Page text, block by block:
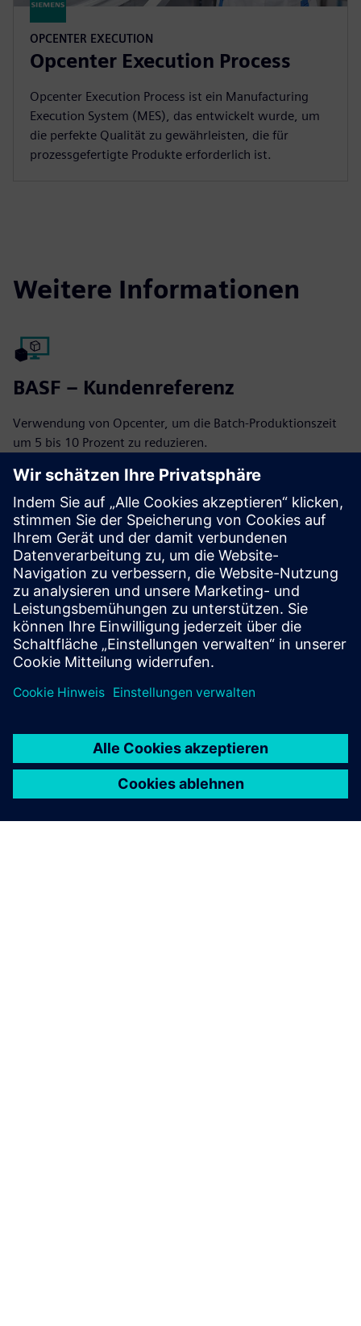
OPCENTER EXECUTION
Opcenter Execution Process
Opcenter Execution Process ist ein Manufacturing
Execution System (MES), das entwickelt wurde, um
die perfekte Qualität zu gewährleisten, die für
prozessgefertigte Produkte erforderlich ist.
Weitere Informationen
BASF – Kundenreferenz
Verwendung von Opcenter, um die Batch-Produktionszeit
um 5 bis 10 Prozent zu reduzieren.
Anwenderbericht von BASF lesen
Opcenter Execution Discrete
Ein spezielles Manufacturing Execution System (MES) für
diskrete Fertigungs-Jobshops und komplexe
Montagevorgänge.
Weitere Informationen